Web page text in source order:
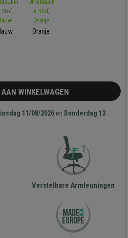
Oranje
WINKELWAGEN
11/08/2026 en Donderdag 13
Verstelbare Armleuningen